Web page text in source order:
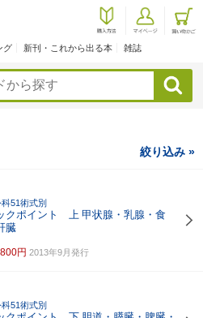
グ 新刊・これから出る本 雑誌
検索
絞り込み »
51術式別
クポイント 上 甲状腺・乳腺・食
臓
円 2013年9月発行
51術式別